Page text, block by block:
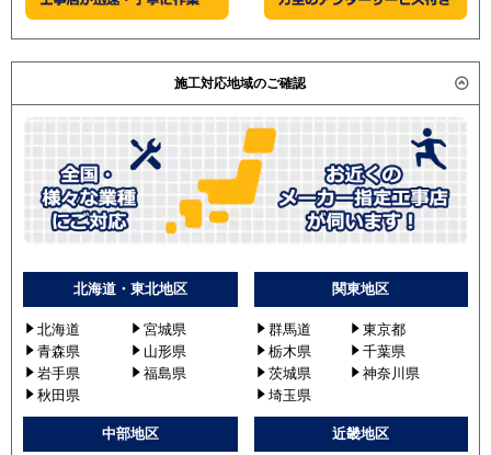
施工対応地域のご確認
北海道・東北地区
北海道
宮城県
青森県
山形県
岩手県
福島県
秋田県
関東地区
群馬道
東京都
栃木県
千葉県
茨城県
神奈川県
埼玉県
中部地区 近畿地区